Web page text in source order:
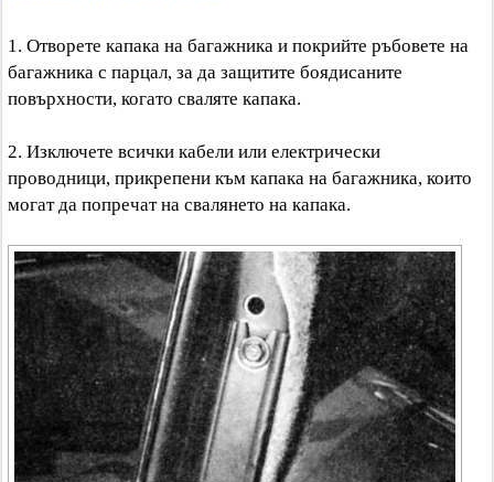
1. Отворете капака на багажника и покрийте ръбовете на
багажника с парцал, за да защитите боядисаните
повърхности, когато сваляте капака.
2. Изключете всички кабели или електрически
проводници, прикрепени към капака на багажника, които
могат да попречат на свалянето на капака.